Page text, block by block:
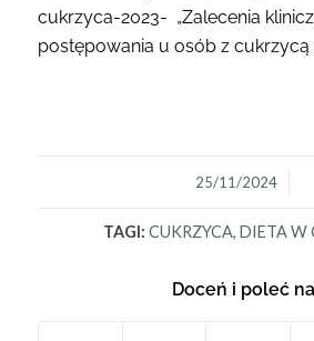
cukrzyca-2023- „Zalecenia
postępowania u osób z cukrzycą
25/11/2024
/
TAGI: CUKRZYCA, DIETA W
Doceń i poleć